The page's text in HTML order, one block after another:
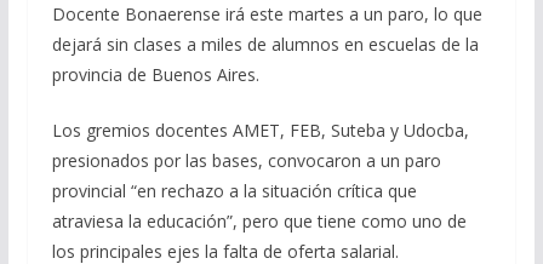
Docente Bonaerense irá este martes a un paro, lo que
dejará sin clases a miles de alumnos en escuelas de la
provincia de Buenos Aires.
Los gremios docentes AMET, FEB, Suteba y Udocba,
presionados por las bases, convocaron a un paro
provincial “en rechazo a la situación crítica que
atraviesa la educación”, pero que tiene como uno de
los principales ejes la falta de oferta salarial.